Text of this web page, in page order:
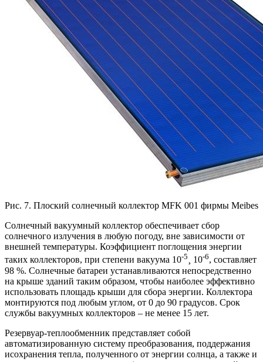
Рис. 7. Плоский солнечный коллектор MFK 001 фирмы Meibes
Солнечный вакуумный коллектор обеспечивает сбор
солнечного излучения в любую погоду, вне зависимости от
внешней температуры. Коэффициент поглощения энергии
таких коллекторов, при степени вакуума 10-5 ¸ 10-6, составляет
98 %. Солнечные батареи устанавливаются непосредственно
на крыше зданий таким образом, чтобы наиболее эффективно
использовать площадь крыши для сбора энергии. Коллектора
монтируются под любым углом, от 0 до 90 градусов. Срок
службы вакуумных коллекторов – не менее 15 лет.
Резервуар-теплообменник представляет собой
автоматизированную систему преобразования, поддержания
исохранения тепла, полученного от энергии солнца, а также и